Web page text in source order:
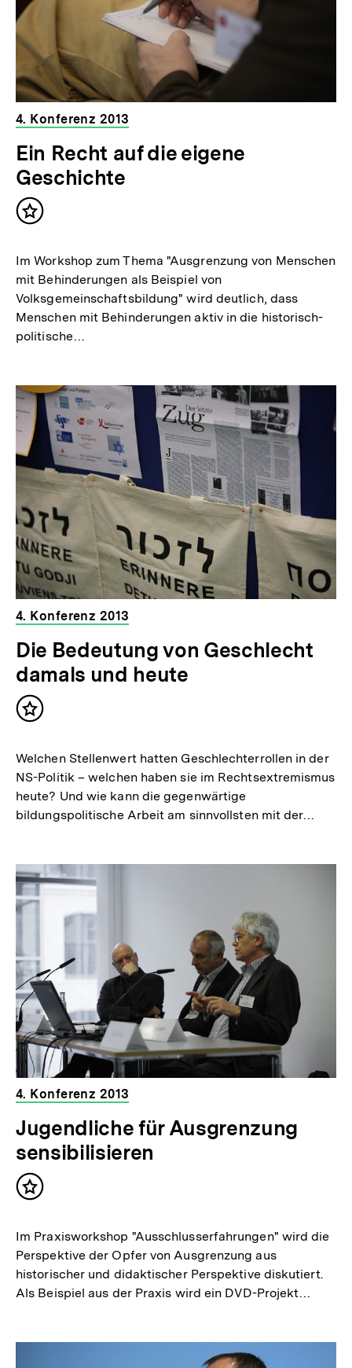
4. Konferenz 2013
Ein Recht auf die eigene
Geschichte
Inhalt
Im Workshop zum Thema "Ausgrenzung von Menschen
mit Behinderungen als Beispiel von
Volksgemeinschaftsbildung" wird deutlich, dass
Menschen mit Behinderungen aktiv in die historisch-
politische…
4. Konferenz 2013
Die Bedeutung von Geschlecht
damals und heute
Inhalt
Welchen Stellenwert hatten Geschlechterrollen in der
NS-Politik – welchen haben sie im Rechtsextremismus
heute? Und wie kann die gegenwärtige
bildungspolitische Arbeit am sinnvollsten mit der…
4. Konferenz 2013
Jugendliche für Ausgrenzung
sensibilisieren
Inhalt
Im Praxisworkshop "Ausschlusserfahrungen" wird die
Perspektive der Opfer von Ausgrenzung aus
historischer und didaktischer Perspektive diskutiert.
Als Beispiel aus der Praxis wird ein DVD-Projekt…